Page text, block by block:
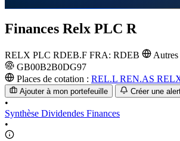
Finances Relx PLC R
RELX PLC RDEB.F FRA: RDEB Autres
GB00B2B0DG97
Places de cotation : REL.L REN.AS
Ajouter à mon portefeuille Créer une
•
Synthèse Dividendes Finances
•